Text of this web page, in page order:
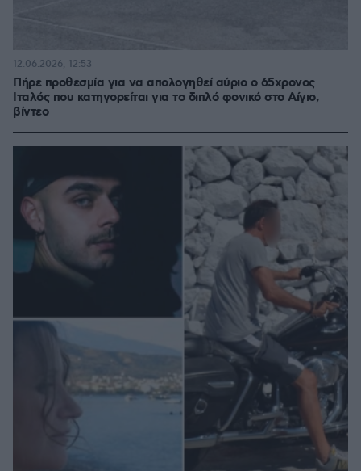
Πήρε προθεσμία για να απολογηθεί αύριο ο 65χρονος
Ιταλός που κατηγορείται για το διπλό φονικό στο Αίγιο,
βίντεο
12.06.2026, 12:53